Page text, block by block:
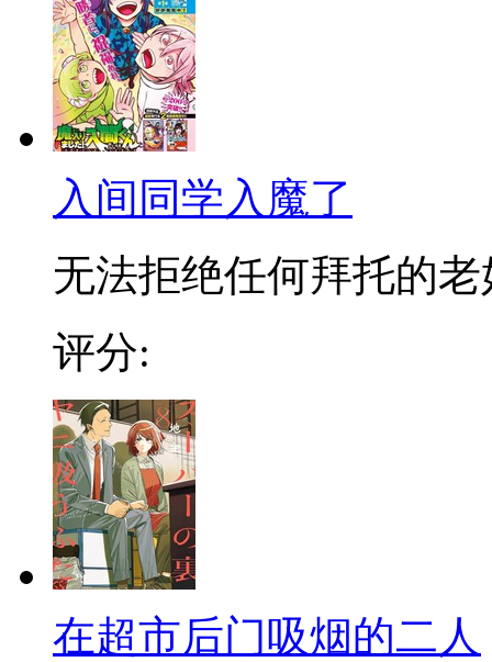
入间同学入魔了
无法拒绝任何拜托的老
评分:
在超市后门吸烟的二人